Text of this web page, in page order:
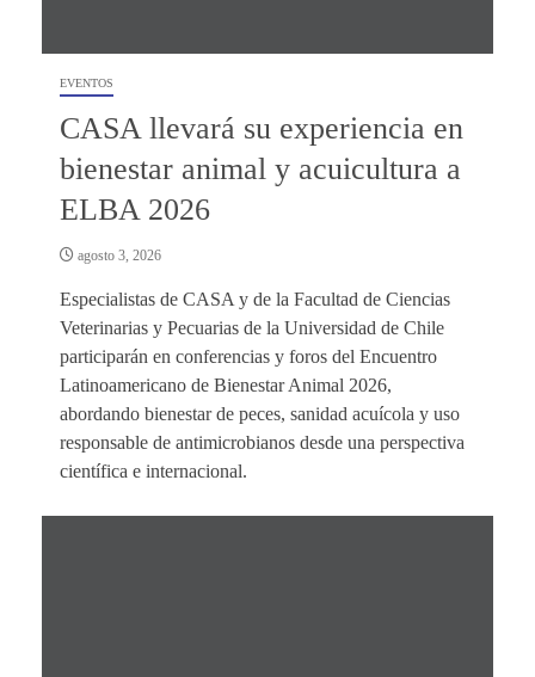
EVENTOS
CASA llevará su experiencia en
bienestar animal y acuicultura a
ELBA 2026
agosto 3, 2026
Especialistas de CASA y de la Facultad de Ciencias
Veterinarias y Pecuarias de la Universidad de Chile
participarán en conferencias y foros del Encuentro
Latinoamericano de Bienestar Animal 2026,
abordando bienestar de peces, sanidad acuícola y uso
responsable de antimicrobianos desde una perspectiva
científica e internacional.